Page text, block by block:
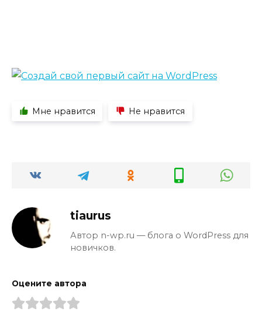
Мне нравится Не нравится
tiaurus
Автор n-wp.ru — блога о WordPress для
новичков.
Оцените автора